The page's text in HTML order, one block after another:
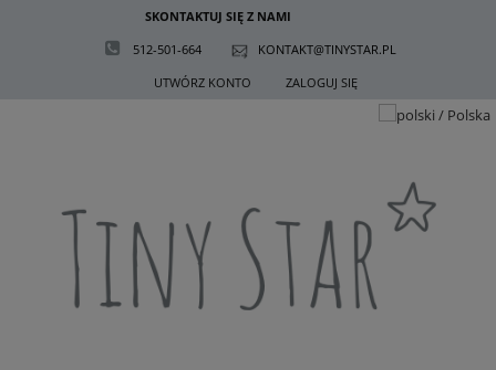
SKONTAKTUJ SIĘ Z NAMI
512-501-664
KONTAKT@TINYSTAR.PL
UTWÓRZ KONTO
ZALOGUJ SIĘ